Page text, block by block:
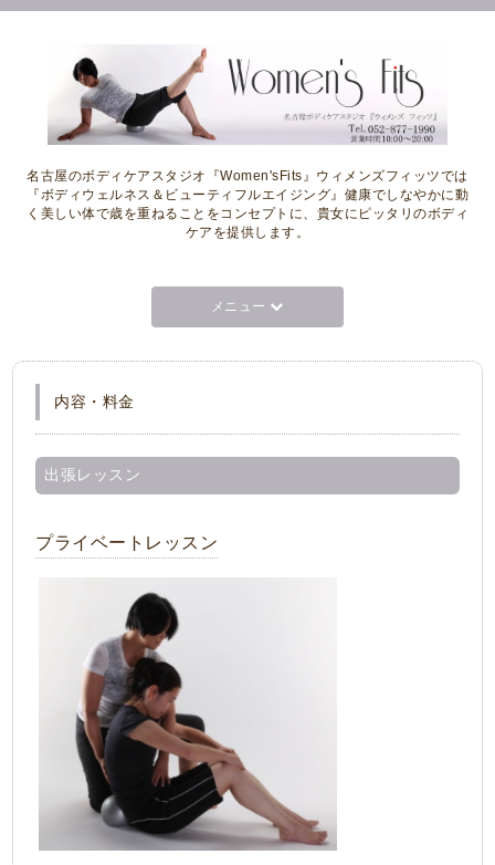
名古屋のボディケアスタジオ『Women'sFits』ウィメンズフィッツでは
『ボディウェルネス＆ビューティフルエイジング』健康でしなやかに動
く美しい体で歳を重ねることをコンセプトに、貴女にピッタリのボディ
ケアを提供します。
メニュー
内容・料金
出張レッスン
プライベートレッスン